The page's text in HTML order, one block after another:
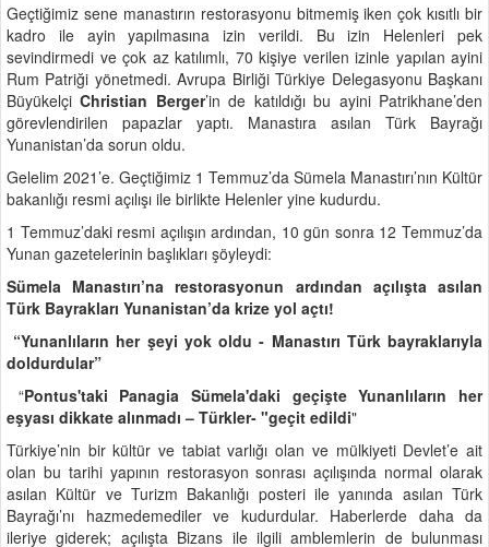
Geçtiğimiz sene manastırın restorasyonu bitmemiş iken çok kısıtlı bir
kadro ile ayin yapılmasına izin verildi. Bu izin Helenleri pek
sevindirmedi ve çok az katılımlı, 70 kişiye verilen izinle yapılan ayini
Rum Patriği yönetmedi. Avrupa Birliği Türkiye Delegasyonu Başkanı
BüyükelçiChristian Berger’in de katıldığı bu ayini Patrikhane’den
görevlendirilen papazlar yaptı. Manastıra asılan Türk Bayrağı
Yunanistan’da sorun oldu.
Gelelim 2021’e. Geçtiğimiz 1 Temmuz’da Sümela Manastırı’nın Kültür
bakanlığı resmi açılışı ile birlikte Helenler yine kudurdu.
1 Temmuz’daki resmi açılışın ardından, 10 gün sonra 12 Temmuz’da
Yunan gazetelerinin başlıkları şöyleydi:
Sümela Manastırı’na restorasyonun ardından açılışta asılan
Türk Bayrakları Yunanistan’da krize yol açtı!
“Yunanlıların her şeyi yok oldu - Manastırı Türk bayraklarıyla
doldurdular”
“Pontus'taki Panagia Sümela'daki geçişte Yunanlıların her
eşyası dikkate alınmadı – Türkler- "geçit edildi"
Türkiye’nin bir kültür ve tabiat varlığı olan ve mülkiyeti Devlet’e ait
olan bu tarihi yapının restorasyon sonrası açılışında normal olarak
asılan Kültür ve Turizm Bakanlığı posteri ile yanında asılan Türk
Bayrağı’nı hazmedemediler ve kudurdular. Haberlerde daha da
ileriye giderek; açılışta Bizans ile ilgili amblemlerin de bulunması